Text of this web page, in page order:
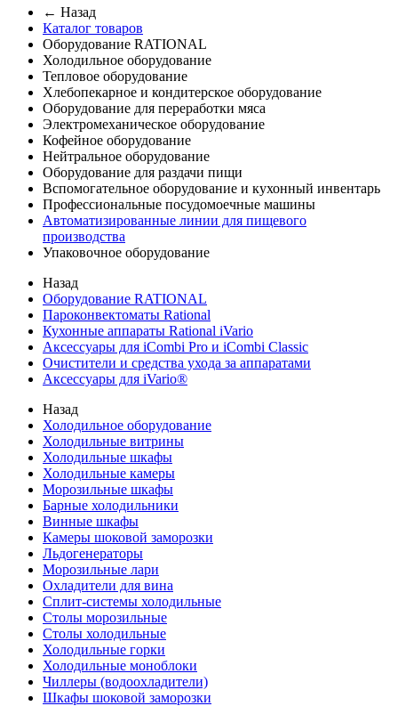
← Назад
Каталог товаров
Оборудование RATIONAL
Холодильное оборудование
Тепловое оборудование
Хлебопекарное и кондитерское оборудование
Оборудование для переработки мяса
Электромеханическое оборудование
Кофейное оборудование
Нейтральное оборудование
Оборудование для раздачи пищи
Вспомогательное оборудование и кухонный инвентарь
Профессиональные посудомоечные машины
Автоматизированные линии для пищевого
производства
Упаковочное оборудование
Назад
Оборудование RATIONAL
Пароконвектоматы Rational
Кухонные аппараты Rational iVario
Аксессуары для iCombi Pro и iCombi Classic
Очистители и средства ухода за аппаратами
Аксессуары для iVario®
Назад
Холодильное оборудование
Холодильные витрины
Холодильные шкафы
Холодильные камеры
Морозильные шкафы
Барные холодильники
Винные шкафы
Камеры шоковой заморозки
Льдогенераторы
Морозильные лари
Охладители для вина
Сплит-системы холодильные
Столы морозильные
Столы холодильные
Холодильные горки
Холодильные моноблоки
Чиллеры (водоохладители)
Шкафы шоковой заморозки